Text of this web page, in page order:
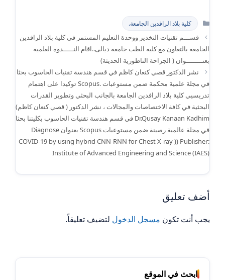
التصنيفات
كلية بلاد الرافدين الجامعة.
قســـم تقنيات التخدير ووحدة التعليم المستمر في كلية بلاد الرافدين
الجامعة بالتعاون مع كلية الطب جامعة ديالى..اقام النـــــدوة العلمية
بعنــــــــوان ( الجراحة الناظورية الحديثة)
نشر الدكتور قصي كنعان كاظم في قسم هندسة تقنيات الحاسوب بحثا
في مجلة علمية محكمة ضمن مستوعبات .Scopus توكيدا على اهتمام
تدريسيي كلية بلاد الرافدين الجامعة بالجانب البحثي وتطوير القدرات
البحثية في كافة الاختصاصات والمجالات ، نشر الدكتور ( قصي كنعان كاظم)
Dr.Qusay Kanaan Kadhim في قسم هندسة تقنيات الحاسوب بكليتنا بحثا
في مجلة عالمية رصينة ضمن مستوعبات Scopus بعنوان Diagnose
COVID-19 by using hybrid CNN-RNN for Chest X-ray )) Publisher:
Institute of Advanced Engineering and Science (IAES)
أضف تعليق
يجب أنت تكون مسجل الدخول لتضيف تعليقاً.
ابحث في الموقع